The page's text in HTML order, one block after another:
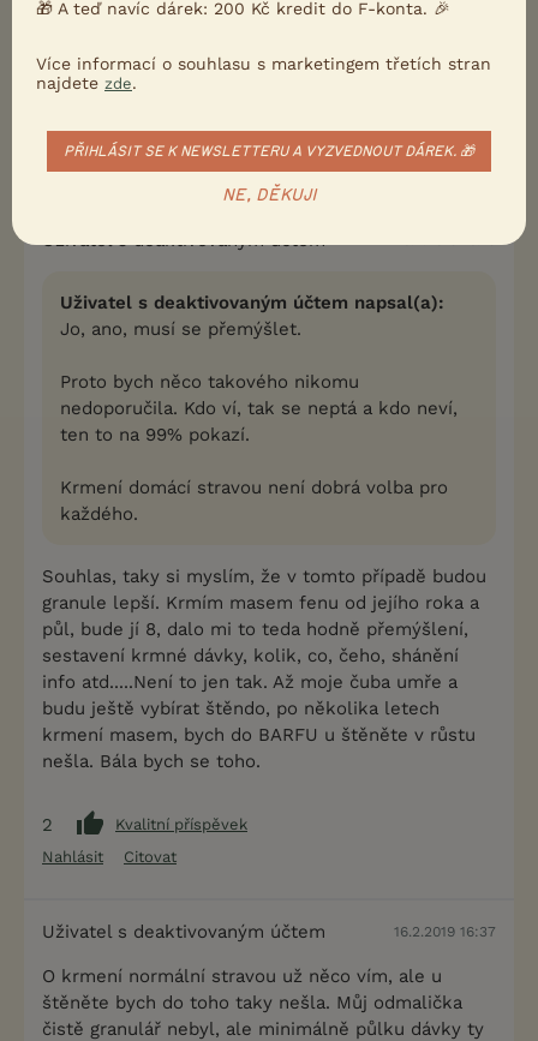
každého.
2
Kvalitní příspěvek
Uživatel s deaktivovaným účtem napsal(a):
Jo, ano, musí se přemýšlet.
Proto bych něco takového nikomu
nedoporučila. Kdo ví, tak se neptá a kdo neví,
ten to na 99% pokazí.
Krmení domácí stravou není dobrá volba pro
každého.
Souhlas, taky si myslím, že v tomto případě budou
granule lepší. Krmím masem fenu od jejího roka a
půl, bude jí 8, dalo mi to teda hodně přemýšlení,
sestavení krmné dávky, kolik, co, čeho, shánění
info atd.....Není to jen tak. Až moje čuba umře a
budu ještě vybírat štěndo, po několika letech
krmení masem, bych do BARFU u štěněte v růstu
nešla. Bála bych se toho.
2
Kvalitní příspěvek
Nahlásit
Citovat
Uživatel s deaktivovaným účtem 16.2.2019 16:37
O krmení normální stravou už něco vím, ale u
štěněte bych do toho taky nešla. Můj odmalička
čistě granulář nebyl, ale minimálně půlku dávky ty
🎁 A teď navíc dárek: 200 Kč kredit do F-konta. 🎉
Více informací o souhlasu s marketingem třetích stran
najdete zde.
PŘIHLÁSIT SE K NEWSLETTERU A VYZVEDNOUT DÁREK. 🎁
NE, DĚKUJI